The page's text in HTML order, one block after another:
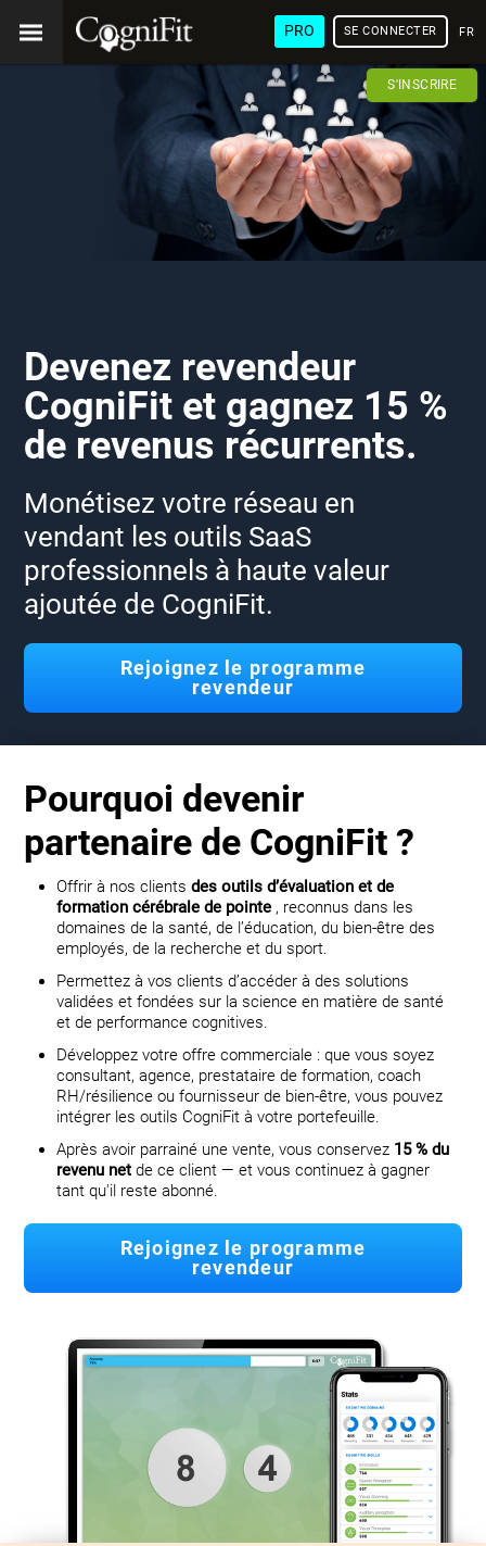
PRO SE CONNECTER
S'INSCRIRE
Devenez revendeur
CogniFit et gagnez 15 %
de revenus récurrents.
Monétisez votre réseau en
vendant les outils SaaS
professionnels à haute valeur
ajoutée de CogniFit.
Rejoignez le programme
revendeur
Pourquoi devenir
partenaire de CogniFit ?
Offrir à nos clientsdes outils d’évaluation et de
formation cérébrale de pointe , reconnus dans les
domaines de la santé, de l’éducation, du bien-être des
employés, de la recherche et du sport.
Permettez à vos clients d’accéder à des solutions
validées et fondées sur la science en matière de santé
et de performance cognitives.
Développez votre offre commerciale : que vous soyez
consultant, agence, prestataire de formation, coach
RH/résilience ou fournisseur de bien-être, vous pouvez
intégrer les outils CogniFit à votre portefeuille.
Après avoir parrainé une vente, vous conservez 15 % du
revenu net de ce client — et vous continuez à gagner
tant qu'il reste abonné.
Rejoignez le programme
revendeur